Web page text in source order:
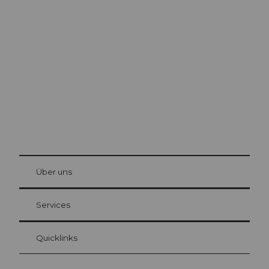
Gästekarte Luzern
Ihre Vorteile als Übernachtungsgast
at Bre
Über uns
Services
Quicklinks